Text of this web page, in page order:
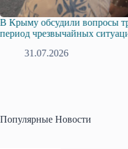
В Крыму обсудили вопросы
период чрезвычайных
31.07.2026
Популярные Новости